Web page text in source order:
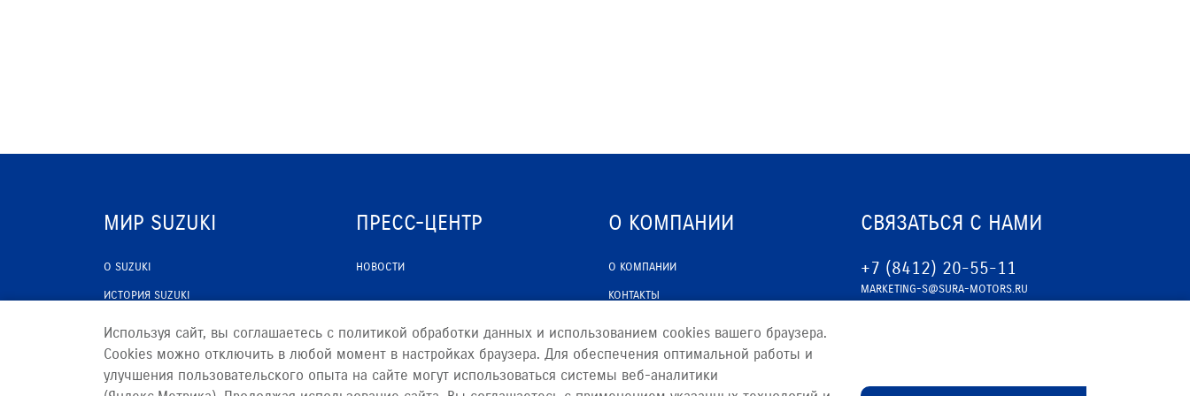
МИР SUZUKI
О SUZUKI
ИСТОРИЯ SUZUKI
ПРЕСС-ЦЕНТР
НОВОСТИ
О КОМПАНИИ
О КОМПАНИИ
КОНТАКТЫ
СВЯЗАТЬСЯ С НАМИ
+7 (8412) 20-55-11
MARKETING-S@SURA-MOTORS.RU
Используя сайт, вы соглашаетесь с политикой обработки данных и использованием cookies вашего браузера.
Cookies можно отключить в любой момент в настройках браузера. Для обеспечения оптимальной работы и
улучшения пользовательского опыта на сайте могут использоваться системы веб-аналитики